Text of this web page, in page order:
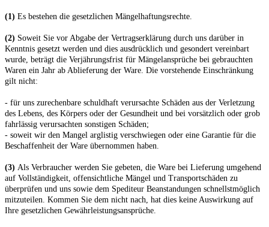
(1) Es bestehen die gesetzlichen Mängelhaftungsrechte.
(2) Soweit Sie vor Abgabe der Vertragserklärung durch uns darüber in
Kenntnis gesetzt werden und dies ausdrücklich und gesondert vereinbart
wurde, beträgt die Verjährungsfrist für Mängelansprüche bei gebrauchten
Waren ein Jahr ab Ablieferung der Ware. Die vorstehende Einschränkung
gilt nicht:
- für uns zurechenbare schuldhaft verursachte Schäden aus der Verletzung
des Lebens, des Körpers oder der Gesundheit und bei vorsätzlich oder grob
fahrlässig verursachten sonstigen Schäden;
- soweit wir den Mangel arglistig verschwiegen oder eine Garantie für die
Beschaffenheit der Ware übernommen haben.
(3) Als Verbraucher werden Sie gebeten, die Ware bei Lieferung umgehend
auf Vollständigkeit, offensichtliche Mängel und Transportschäden zu
überprüfen und uns sowie dem Spediteur Beanstandungen schnellstmöglich
mitzuteilen. Kommen Sie dem nicht nach, hat dies keine Auswirkung auf
Ihre gesetzlichen Gewährleistungsansprüche.